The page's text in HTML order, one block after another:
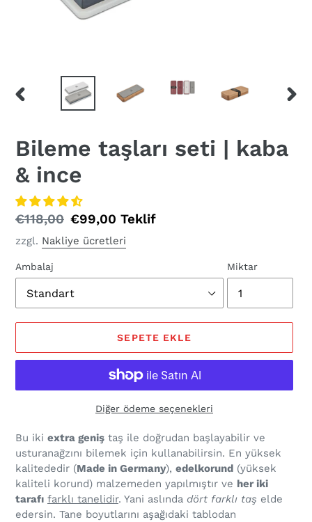
Bileme taşları seti | kaba
& ince
Normal
fiyat
€118,00 Özel
fiyat
€99,00Teklif
zzgl. Nakliye ücretleri
Ambalaj Miktar
SEPETE EKLE
Diğer ödeme seçenekleri
Bu iki extra geniş taş ile doğrudan başlayabilir ve
usturanağzını bilemek için kullanabilirsin. En yüksek
kalitededir (Made in Germany), edelkorund (yüksek
kaliteli korund) malzemeden yapılmıştır ve her iki
tarafı farklı tanelidir. Yani aslında dört farklı taş elde
edersin. Tane boyutlarını aşağıdaki tablodan